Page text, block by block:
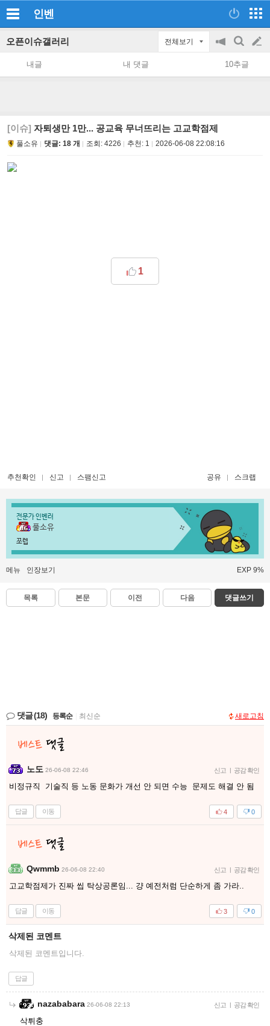
인벤
오픈이슈갤러리 전체보기
공
지
on/off
검
색
글
쓰
내글 내 댓글 10추글
[이슈] 자퇴생만 1만... 공교육 무너뜨리는 고교학점제
풀소유 댓글: 18 개 조회: 4226 추천: 1 2026-06-08 22:08:16
1
추천확인 신고 스팸신고 공유 스크랩
전문가 인벤러
풀소유
쪼렙
메뉴 인장보기 EXP 9%
목록 본문 이전 다음 댓글쓰기
댓글(18) 등록순 최신순 새로고침
노도 26-06-08 22:46 신고 | 공감 확인
비정규직 기술직 등 노동 문화가 개선 안 되면 수능 문제도 해결 안 됨
답글 이동 0
4
Qwmmb 26-06-08 22:40 신고 | 공감 확인
고교학점제가 진짜 씹 탁상공론임... 걍 예전처럼 단순하게 좀 가라..
답글 이동 0
3
삭제된 코멘트
삭제된 코멘트입니다.
답글
nazababara 26-06-08 22:13 신고 | 공감 확인
삭튀충